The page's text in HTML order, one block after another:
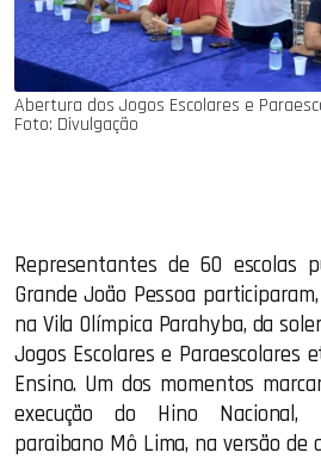
Abertura dos Jogos Escolares e
Foto: Divulgação
Representantes de 60 escolas
Grande João Pessoa
na Vila Olímpica Parahyba, da
Jogos Escolares e Paraescolares
Ensino. Um dos momentos
execução do Hino Nacional,
paraibano Mô Lima, na versão de